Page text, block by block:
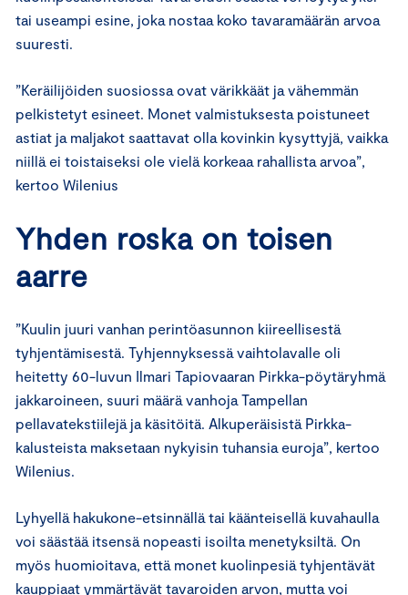
tai useampi esine, joka nostaa koko tavaramäärän arvoa
suuresti.
”Keräilijöiden suosiossa ovat värikkäät ja vähemmän
pelkistetyt esineet. Monet valmistuksesta poistuneet
astiat ja maljakot saattavat olla kovinkin kysyttyjä, vaikka
niillä ei toistaiseksi ole vielä korkeaa rahallista arvoa”,
kertoo Wilenius
Yhden roska on toisen
aarre
”Kuulin juuri vanhan perintöasunnon kiireellisestä
tyhjentämisestä. Tyhjennyksessä vaihtolavalle oli
heitetty 60-luvun Ilmari Tapiovaaran Pirkka-pöytäryhmä
jakkaroineen, suuri määrä vanhoja Tampellan
pellavatekstiilejä ja käsitöitä. Alkuperäisistä Pirkka-
kalusteista maksetaan nykyisin tuhansia euroja”, kertoo
Wilenius.
Lyhyellä hakukone-etsinnällä tai käänteisellä kuvahaulla
voi säästää itsensä nopeasti isoilta menetyksiltä. On
myös huomioitava, että monet kuolinpesiä tyhjentävät
kauppiaat ymmärtävät tavaroiden arvon, mutta voi